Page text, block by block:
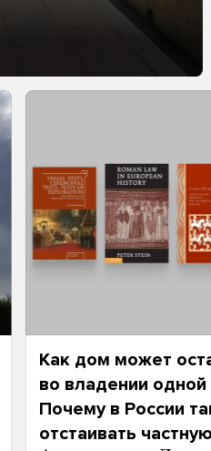
Как дом может
во владении
Почему в России
отстаивать